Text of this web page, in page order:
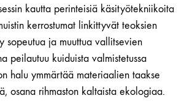
kautta perinteisiä käsityötekniikoita
kerrostumat linkittyvät teoksien
sopeutua ja muuttua vallitsevien
peilautuu kuiduista valmistetussa
halu ymmärtää materiaalien taakse
osana rihmaston kaltaista ekologiaa.